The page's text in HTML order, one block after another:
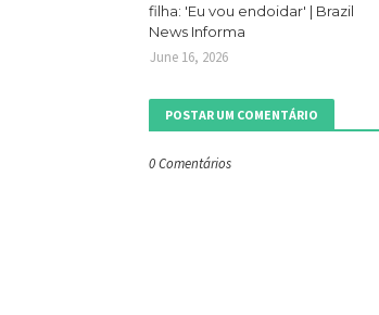
filha: 'Eu vou endoidar' | Brazil
News Informa
June 16, 2026
POSTAR UM COMENTÁRIO
0 Comentários